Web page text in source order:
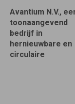
Avantium N.V.,
toonaangevend
bedrijf in
hernieuwbare en
circulaire